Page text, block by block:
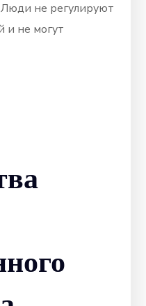
не регулируют
и не могут